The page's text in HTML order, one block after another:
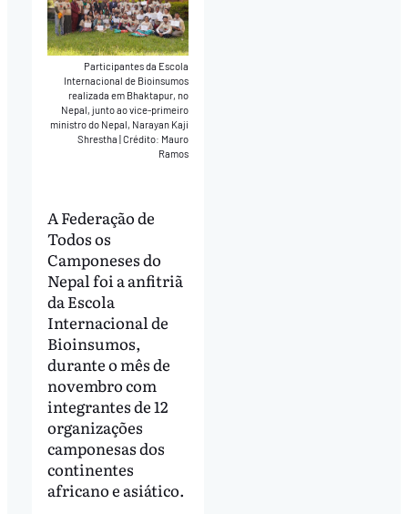
Participantes da Escola
Internacional de Bioinsumos
realizada em Bhaktapur, no
Nepal, junto ao vice-primeiro
ministro do Nepal, Narayan Kaji
Shrestha|Crédito: Mauro
Ramos
A Federação de
Todos os
Camponeses do
Nepal foi a anfitriã
da Escola
Internacional de
Bioinsumos,
durante o mês de
novembro com
integrantes de 12
organizações
camponesas dos
continentes
africano e asiático.